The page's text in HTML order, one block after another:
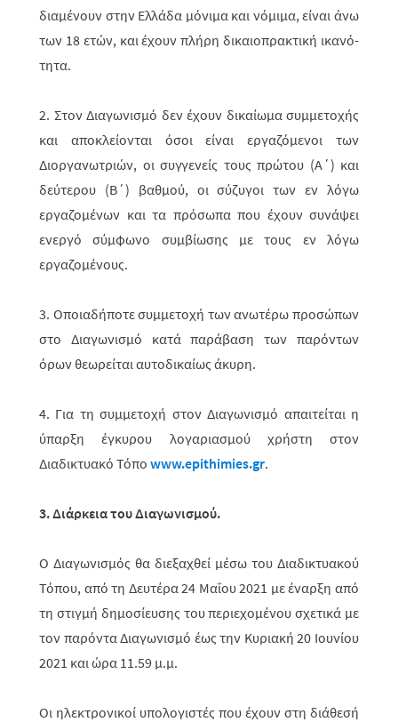
διαμένουν στην Ελλάδα μόνιμα και νόμιμα, είναι άνω
των 18 ετών, και έχουν πλήρη δικαιοπρακτική ικανό­­
τητα.
2. Στον Διαγωνισμό δεν έχουν δικαίωμα συμμετοχής
και αποκλείονται όσοι είναι εργαζόμενοι των
Διοργανωτριών, οι συγγενείς τους πρώτου (Α΄) και
δεύ­τε­ρου (Β΄) βαθμού, οι σύζυγοι των εν λόγω
εργαζομένων και τα πρόσωπα που έχουν συνάψει
ενεργό σύμφωνο συμβίωσης με τους εν λόγω
εργαζομένους.
3. Οποιαδήποτε συμμετοχή των ανωτέρω προσώπων
στο Διαγωνισμό κατά παράβαση των παρόντων
όρων θεωρείται αυτοδικαίως άκυρη.
4. Για τη συμμετοχή στον Διαγωνισμό απαιτείται η
ύπαρξη έγκυρου λογα­ρια­σμού χρήστη στον
Διαδικτυακό Τόπο www.epithimies.gr.
3. Διάρκεια του Διαγωνισμού.
Ο Διαγωνισμός θα διεξαχθεί μέσω του Διαδικτυακού
Τόπου, από τη Δευτέρα 24 Μαΐου 2021 με έναρξη από
τη στιγμή δημοσίευσης του περιεχομένου σχετικά με
τον παρόντα Διαγωνισμό έως την Κυριακή 20 Ιουνίου
2021 και ώρα 11.59 μ.μ.
Οι ηλεκτρονικοί υπολογιστές που έχουν στη διάθεσή